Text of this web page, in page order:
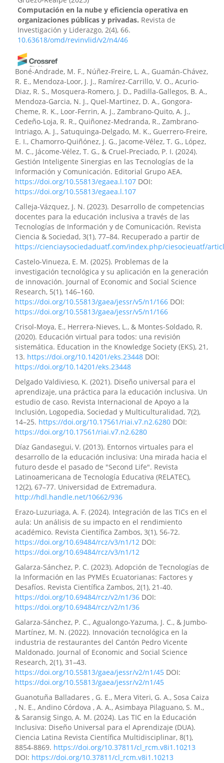
Computación en la nube y eficiencia operativa en
organizaciones públicas y privadas. Revista de
Investigación y Liderazgo, 2(4), 66.
10.63618/omd/revinvlid/v2/n4/46
Mariela Stephany Gruezo-Realpe, Génesis Daniela
Torres-Galves, Samuel Benjamín Lascano-Rivera (2026)
Ciberseguridad predictiva basada en inteligencia
artificial contra ataques generativos. Revista Científica
Enfoques del Conocimiento, 3(2), 16.
10.55813/gaea/revistacec/v3/n2/2
Cindy Johanna Choez-Calderón, Mora Olivero Aldo-
Patricio (2025)
La ciberseguridad como prioridad empresarial dentro
de marcos los regulatorios y normativos
3(3), 14.
10.55813/gaea/rcym/v3/n3/38
Torres-Galves (2025)
Ética, privacidad y protección de datos en el uso de
tecnologías de la información.. Revista de Investigación
y Liderazgo, 2(1), 1.
10.63618/omd/revinvlid/v2/n1/26
Bryan Steven Muñoz Rengel, Jeniffer Johanna Cuasapud
Morocho, Juan Daniel Facunda Toral, Katherine Joseth
Jaya Vinueza (2025)
Tecnologías de Asistencia para la Inclusión Educativa:
Hacia la Autonomía y el Aprendizaje en Estudiantes
con Discapacidad Visual o Auditiva. CONECTIVIDAD,
7(1), 378.
10.37431/conectividad.v7i1.392
Stefanny Dayana Chávez-Rendón, Thais Mishell
Pillasagua-Yépez, Stefany Marina Moreira-Noboa,
Darwin Javier Zamora-Mayorga (2025)
Análisis del funcionamiento tecnológico del ECU 911
de Quevedo en la gestión pública de la seguridad
ciudadana. Revista Científica Ciencia y Método, 3(3), 181.
Alex Fernando Erazo-Luzuriaga, Mariela Stephany
Gruezo-Realpe, César Daniel Herrera-Ramírez, Luis
Internet de las cosas (IoT) y automatización
inteligente en organizaciones modernas. Revista
Científica Enfoques del Conocimiento, 3(1), 90.
10.55813/gaea/revistacec/v3/n1/51
Boné-Andrade, M. F., Núñez-Freire, L. A., Guamán-Chávez,
R. E., Mendoza-Loor, J. J., Ramírez-Carrillo, V. O., Acurio-
Diaz, R. S., Mosquera-Romero, J. D., Padilla-Gallegos, B. A.,
Mendoza-Garcia, N. J., Quel-Martinez, D. A., Gongora-
Cheme, R. K., Loor-Ferrin, A. J., Zambrano-Quito, A. J.,
Cedeño-Loja, R. R., Quiñonez-Medranda, R., Zambrano-
Intriago, A. J., Satuquinga-Delgado, M. K., Guerrero-Freire,
E. I., Chamorro-Quiñónez, J. G., Jacome-Vélez, T. G., López,
M. C., Jácome-Vélez, T. G., & Cruel-Preciado, P. I. (2024).
Gestión Inteligente Sinergias en las Tecnologías de la
Información y Comunicación. Editorial Grupo AEA.
https://doi.org/10.55813/egaea.l.107 DOI:
https://doi.org/10.55813/egaea.l.107
Calleja-Vázquez, J. N. (2023). Desarrollo de competencias
docentes para la educación inclusiva a través de las
Tecnologías de Información y de Comunicación. Revista
Ciencia & Sociedad, 3(1), 77–84. Recuperado a partir de
https://cienciaysociedaduatf.com/index.php/ciesocieuatf/
Castelo-Vinueza, E. M. (2025). Problemas de la
investigación tecnológica y su aplicación en la generación
de innovación. Journal of Economic and Social Science
Research, 5(1), 146–160.
https://doi.org/10.55813/gaea/jessr/v5/n1/166 DOI:
https://doi.org/10.55813/gaea/jessr/v5/n1/166
Crisol-Moya, E., Herrera-Nieves, L., & Montes-Soldado, R.
(2020). Educación virtual para todos: una revisión
sistemática. Education in the Knowledge Society (EKS), 21,
13. https://doi.org/10.14201/eks.23448 DOI:
https://doi.org/10.14201/eks.23448
Delgado Valdivieso, K. (2021). Diseño universal para el
aprendizaje, una práctica para la educación inclusiva. Un
estudio de caso. Revista Internacional de Apoyo a la
Inclusión, Logopedia, Sociedad y Multiculturalidad, 7(2),
14–25. https://doi.org/10.17561/riai.v7.n2.6280 DOI:
https://doi.org/10.17561/riai.v7.n2.6280
Díaz Gandasegui, V. (2013). Entornos virtuales para el
desarrollo de la educación inclusiva: Una mirada hacia el
futuro desde el pasado de "Second Life". Revista
Latinoamericana de Tecnología Educativa (RELATEC),
12(2), 67–77. Universidad de Extremadura.
http://hdl.handle.net/10662/936
Erazo-Luzuriaga, A. F. (2024). Integración de las TICs en el
aula: Un análisis de su impacto en el rendimiento
académico. Revista Científica Zambos, 3(1), 56-72.
https://doi.org/10.69484/rcz/v3/n1/12 DOI:
https://doi.org/10.69484/rcz/v3/n1/12
Galarza-Sánchez, P. C. (2023). Adopción de Tecnologías de
la Información en las PYMEs Ecuatorianas: Factores y
Desafíos. Revista Científica Zambos, 2(1), 21-40.
https://doi.org/10.69484/rcz/v2/n1/36 DOI:
https://doi.org/10.69484/rcz/v2/n1/36
Galarza-Sánchez, P. C., Agualongo-Yazuma, J. C., & Jumbo-
Martínez, M. N. (2022). Innovación tecnológica en la
industria de restaurantes del Cantón Pedro Vicente
Maldonado. Journal of Economic and Social Science
Research, 2(1), 31–43.
https://doi.org/10.55813/gaea/jessr/v2/n1/45 DOI:
https://doi.org/10.55813/gaea/jessr/v2/n1/45
Guanotuña Balladares , G. E., Mera Viteri, G. A., Sosa Caiza
, N. E., Andino Córdova , A. A., Asimbaya Pilaguano, S. M.,
& Saransig Singo, A. M. (2024). Las TIC en la Educación
Inclusiva: Diseño Universal para el Aprendizaje (DUA).
Ciencia Latina Revista Científica Multidisciplinar, 8(1),
8854-8869. https://doi.org/10.37811/cl_rcm.v8i1.10213
DOI: https://doi.org/10.37811/cl_rcm.v8i1.10213